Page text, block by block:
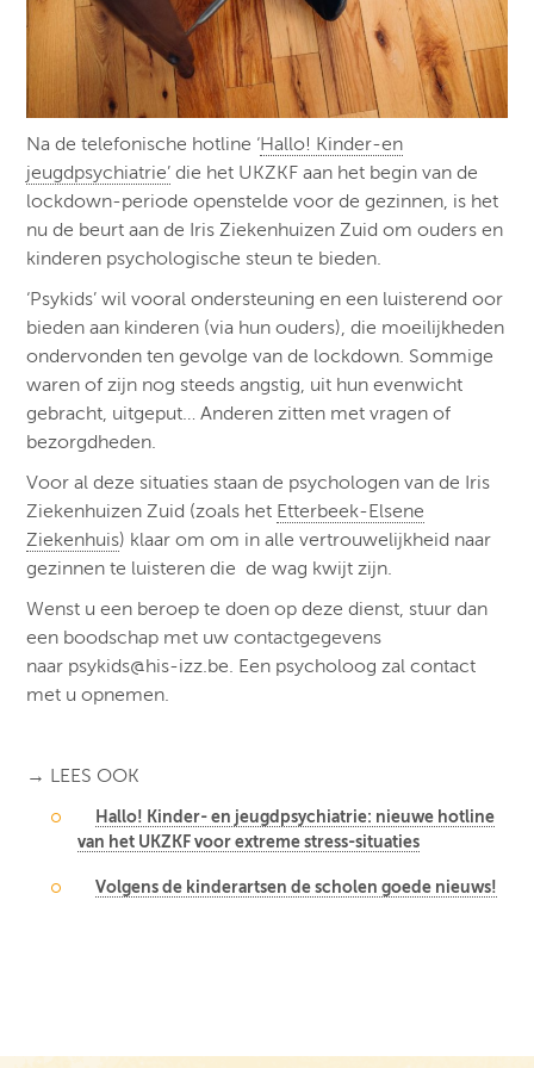
Na de telefonische hotline ‘Hallo! Kinder-en
jeugdpsychiatrie’ die het UKZKF aan het begin van de
lockdown-periode openstelde voor de gezinnen, is het
nu de beurt aan de Iris Ziekenhuizen Zuid om ouders en
kinderen psychologische steun te bieden.
‘Psykids’ wil vooral ondersteuning en een luisterend oor
bieden aan kinderen (via hun ouders), die moeilijkheden
ondervonden ten gevolge van de lockdown. Sommige
waren of zijn nog steeds angstig, uit hun evenwicht
gebracht, uitgeput… Anderen zitten met vragen of
bezorgdheden.
Voor al deze situaties staan de psychologen van de Iris
Ziekenhuizen Zuid (zoals het Etterbeek-Elsene
Ziekenhuis) klaar om om in alle vertrouwelijkheid naar
gezinnen te luisteren die de wag kwijt zijn.
Wenst u een beroep te doen op deze dienst, stuur dan
een boodschap met uw contactgegevens
naar psykids@his-izz.be. Een psycholoog zal contact
met u opnemen.
→ LEES OOK
Hallo! Kinder- en jeugdpsychiatrie: nieuwe hotline
van het UKZKF voor extreme stress-situaties
Volgens de kinderartsen de scholen goede nieuws!
Post navigation